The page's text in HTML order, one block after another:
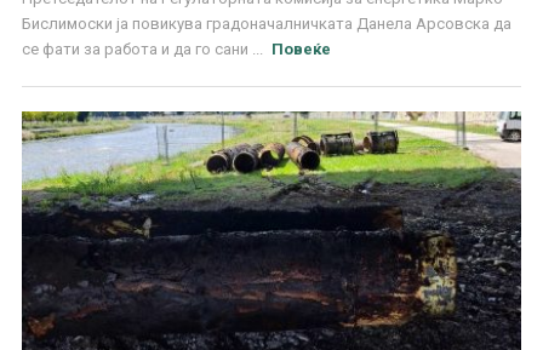
Бислимоски ја повикува градоначалничката Данела Арсовска да
се фати за работа и да го сани ...
Повеќе